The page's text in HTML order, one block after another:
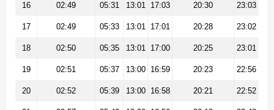
16 02:49 05:31 13:01 17:03 20:30 23:03
17 02:49 05:33 13:01 17:01 20:28 23:02
18 02:50 05:35 13:01 17:00 20:25 23:01
19 02:51 05:37 13:00 16:59 20:23 22:56
20 02:52 05:39 13:00 16:58 20:21 22:52